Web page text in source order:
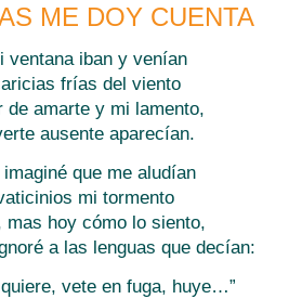
ME DOY CUENTA
ventana iban y venían
frías del viento
de amarte y mi lamento,
ausente aparecían.
que me aludían
mi tormento
mas hoy cómo lo siento,
a las lenguas que decían:
vete en fuga, huye…”